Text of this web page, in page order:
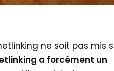
ne soit pas mis
a forcément un